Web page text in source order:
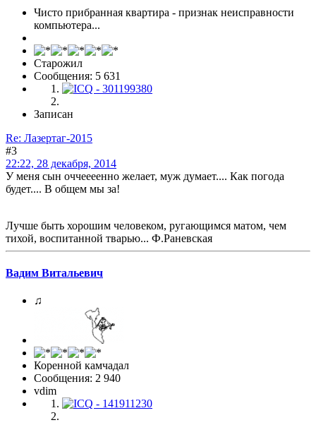
Чисто прибранная квартира - признак неисправности
компьютера...
Старожил
Сообщения: 5 631
Записан
Re: Лазертаг-2015
#3
22:22, 28 декабря, 2014
У меня сын оччеееенно желает, муж думает.... Как погода
будет.... В общем мы за!
Лучше быть хорошим человеком, ругающимся матом, чем
тихой, воспитанной тварью... Ф.Раневская
Вадим Витальевич
♫
Коренной камчадал
Сообщения: 2 940
vdim